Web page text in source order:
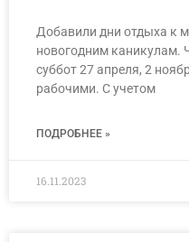
Добавили дни отдыха к
новогодним каникулам.
суббот 27 апреля, 2
рабочими. С учетом
ПОДРОБНЕЕ »
16.11.2023